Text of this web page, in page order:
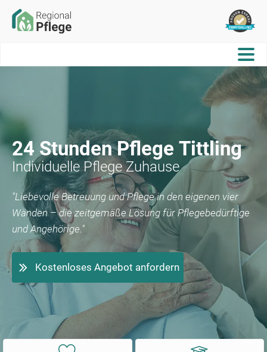
24 Stunden Pflege Tittling
Individuelle Pflege Zuhause
"Liebevolle Betreuung und Pflege in den eigenen vier
Wänden – die zeitgemäße Lösung für Pflegebedürftige
und Angehörige."
Kostenloses Angebot anfordern